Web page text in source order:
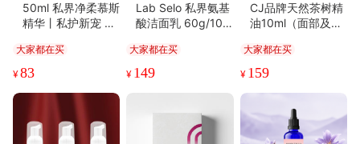
50ml 私界净柔慕斯
精华丨私护新宠 屏
大家都在买
¥83
Lab Selo 私界氨基
酸洁面乳 60g/100
大家都在买
¥ 149
CJ品牌天然茶树精
油10ml（面部及全
pa 护肤品）
大家都在买
¥ 159